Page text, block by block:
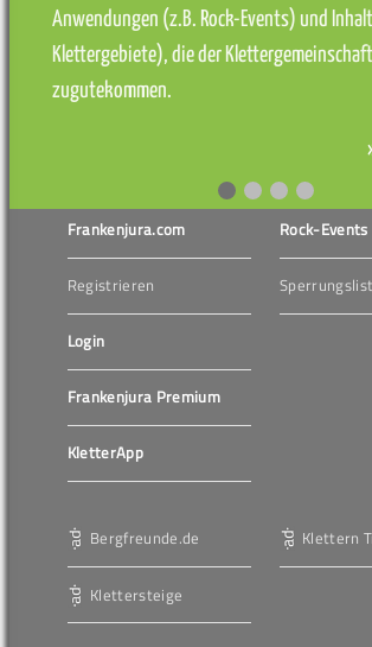
Anwendungen (z.B. Rock-Events) und
Klettergebiete), die der
zugutekommen.
Frankenjura.com
Registrieren
Login
Frankenjura Premium
KletterApp
Rock-Events
Bergfreunde.de
Klettersteige
Klettern